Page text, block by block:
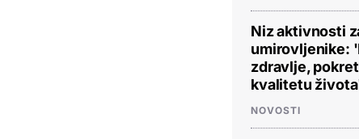
Niz aktivnosti
umirovljenike:
zdravlje,
kvalitetu
NOVOSTI